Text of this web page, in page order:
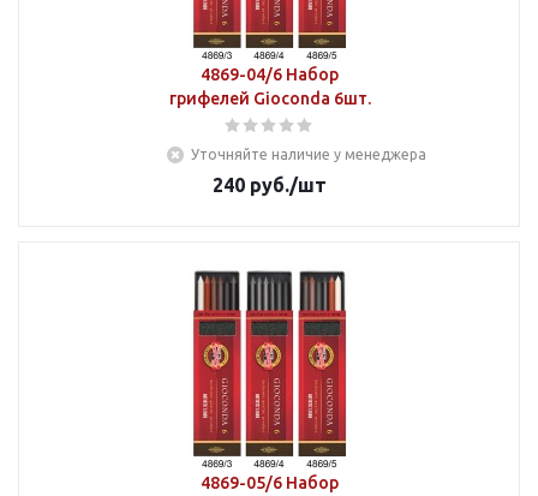
4869-04/6 Набор
грифелей Gioconda 6шт.
Уточняйте наличие у менеджера
240 руб./шт
4869-05/6 Набор